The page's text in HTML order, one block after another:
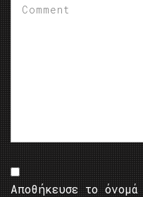
Αποθήκευσε το